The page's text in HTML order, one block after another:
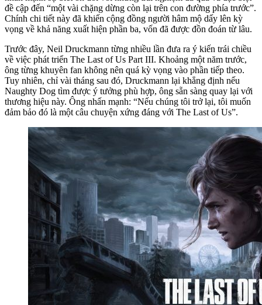
đề cập đến “một vài chặng dừng còn lại trên con đường phía trước”.
Chính chi tiết này đã khiến cộng đồng người hâm mộ dấy lên kỳ
vọng về khả năng xuất hiện phần ba, vốn đã được đồn đoán từ lâu.
Trước đây, Neil Druckmann từng nhiều lần đưa ra ý kiến trái chiều
về việc phát triển The Last of Us Part III. Khoảng một năm trước,
ông từng khuyên fan không nên quá kỳ vọng vào phần tiếp theo.
Tuy nhiên, chỉ vài tháng sau đó, Druckmann lại khẳng định nếu
Naughty Dog tìm được ý tưởng phù hợp, ông sẵn sàng quay lại với
thương hiệu này. Ông nhấn mạnh: “Nếu chúng tôi trở lại, tôi muốn
đảm bảo đó là một câu chuyện xứng đáng với The Last of Us”.